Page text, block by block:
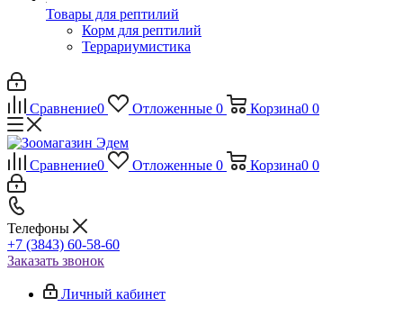
Товары для рептилий
Корм для рептилий
Террариумистика
Сравнение0 Отложенные 0 Корзина0 0
Сравнение0 Отложенные 0 Корзина0 0
Телефоны
+7 (3843) 60-58-60
Заказать звонок
Личный кабинет